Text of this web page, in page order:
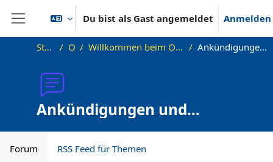
Website-Übersicht
Du bist als Gast angemeldet Anmelden
Startseite OKInf Willkommen beim Offenen Informatikkolloquium! Ankündigungen und Vortragstermine
Ankündigungen und
Vortragstermine
Forum RSS Feed für Themen